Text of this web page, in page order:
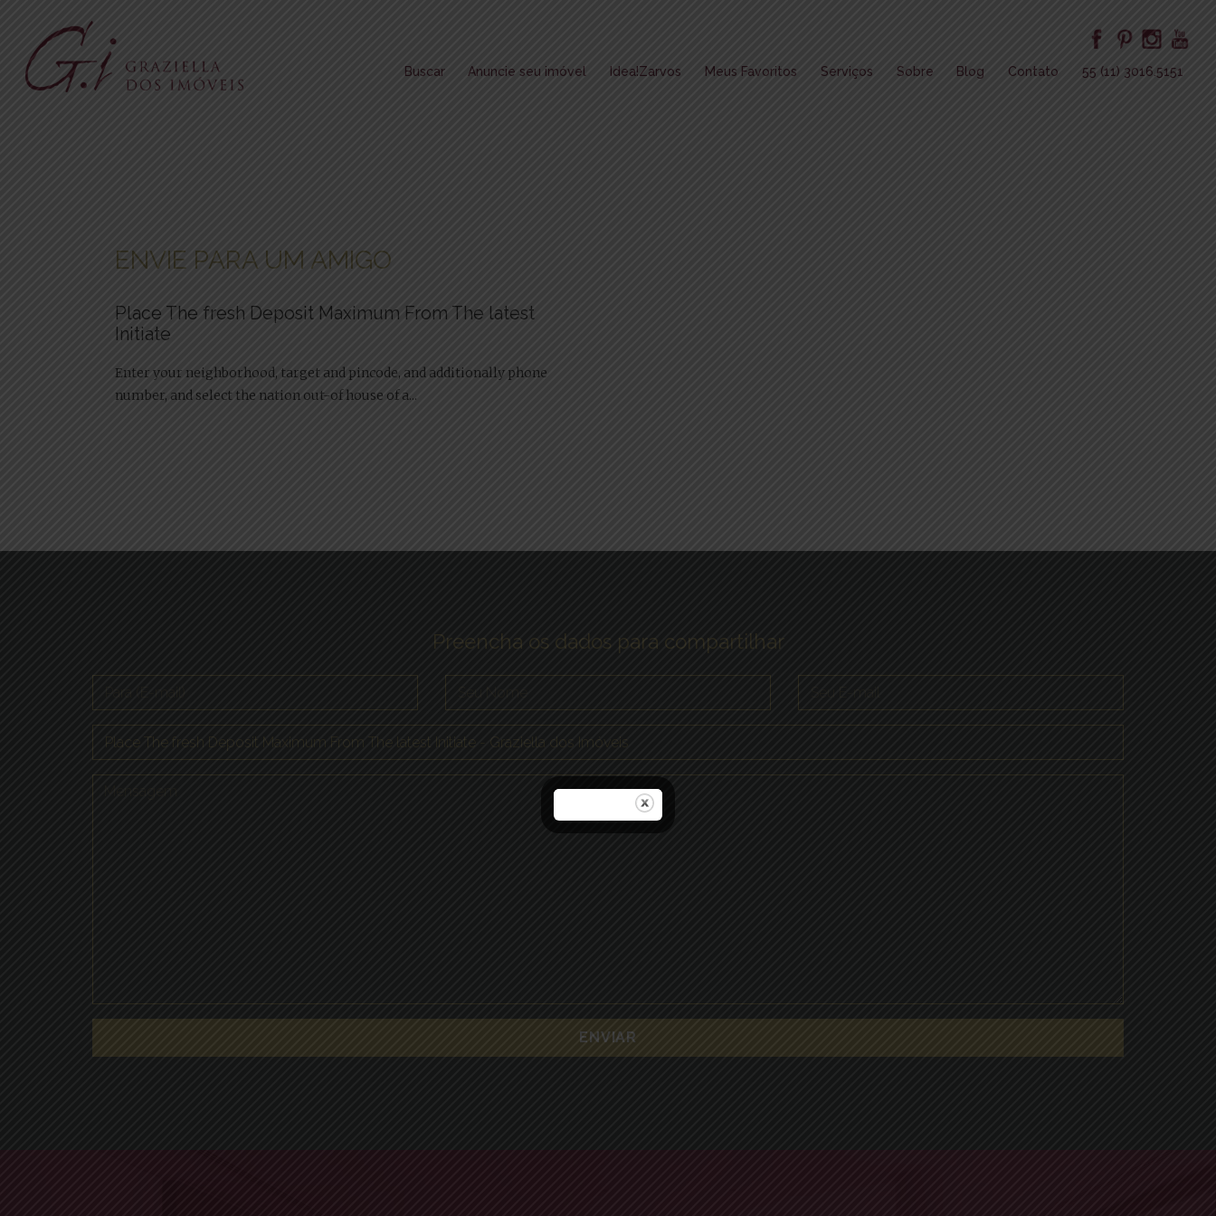
Buscar Anuncie seu imóvel Idea!Zarvos Meus Favoritos Serviços Sobre Blog Contato 55 (11) 3016.5151
ENVIE PARA UM AMIGO
Place The fresh Deposit Maximum From The latest
Initiate
Enter your neighborhood, target and pincode, and additionally phone
number, and select the nation out-of house of a...
Preencha os dados para compartilhar